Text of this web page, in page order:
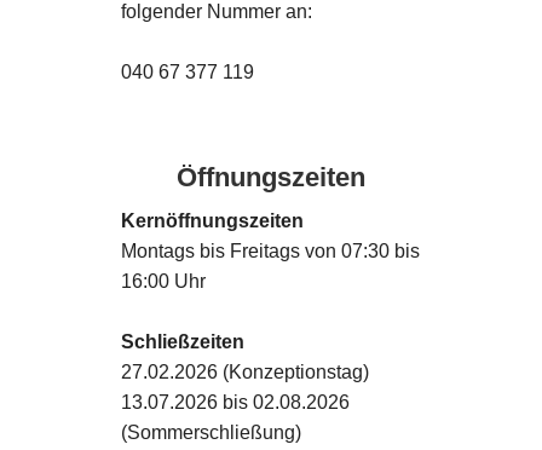
folgender Nummer an:
040 67 377 119
Öffnungszeiten
Kernöffnungszeiten
Montags bis Freitags von 07:30 bis
16:00 Uhr
Schließzeiten
27.02.2026 (Konzeptionstag)
13.07.2026 bis 02.08.2026
(Sommerschließung)